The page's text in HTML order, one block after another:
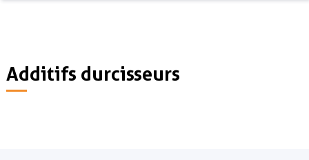
Additifs durcisseurs